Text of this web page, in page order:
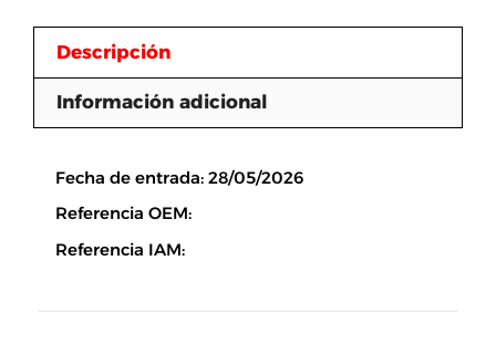
Descripción
Información adicional
Fecha de entrada: 28/05/2026
Referencia OEM:
Referencia IAM: